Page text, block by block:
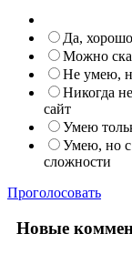
Да,
Можно
Не умею,
Никогда
сайт
Умею
Умею, но
сложности
Проголосовать
Новые